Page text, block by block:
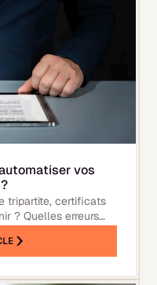
vos
tripartite, certificats
? Quelles erreurs